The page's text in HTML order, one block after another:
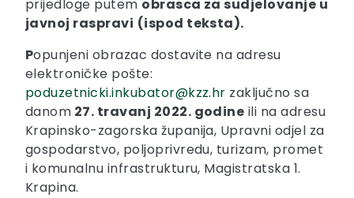
prijedloge putem obrasca za sudjelovanje u
javnoj raspravi (ispod teksta).
Popunjeni obrazac dostavite na adresu
elektroničke pošte:
poduzetnicki.inkubator@kzz.hr zaključno sa
danom 27. travanj 2022. godine ili na adresu
Krapinsko-zagorska županija, Upravni odjel za
gospodarstvo, poljoprivredu, turizam, promet
i komunalnu infrastrukturu, Magistratska 1.
Krapina.